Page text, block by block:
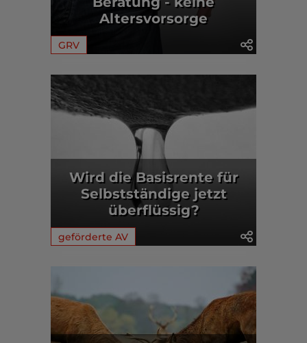
Altersvorsorge
GRV
Wird die Basisrente für
Selbstständige jetzt
überflüssig?
geförderte AV